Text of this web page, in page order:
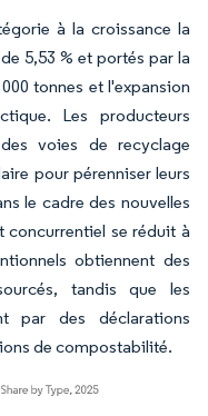
à la croissance la
5,53 % et portés par la
tonnes et l'expansion
Les producteurs
voies de recyclage
pour pérenniser leurs
le cadre des nouvelles
concurrentiel se réduit à
obtiennent des
tandis que les
par des déclarations
de compostabilité.